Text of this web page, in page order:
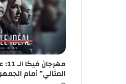
ح
ي
ة
م
المثالي” أمام